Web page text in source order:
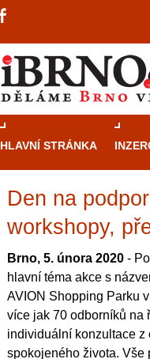
HLAVNÍ STRÁNKA
Den na
workshopy,
Brno, 5. února 2020 -
hlavní téma akce s
AVION Shopping Parku
více jak 70 odborníků na
individuální konzultace z
spokojeného života. Vše
návštěvníky, tak pro